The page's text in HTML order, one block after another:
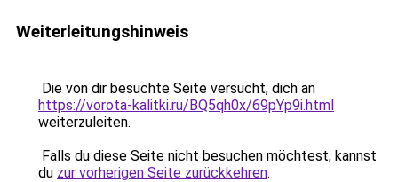
Weiterleitungshinweis
Die von dir besuchte Seite versucht, dich an
https://vorota-kalitki.ru/BQ5qh0x/69pYp9i.html
weiterzuleiten.
Falls du diese Seite nicht besuchen möchtest, kannst
du zur vorherigen Seite zurückkehren.